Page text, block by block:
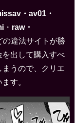
・av01・
・ raw・
の違法サイトが勝
出して購入すべ
うので、クリエ
す。